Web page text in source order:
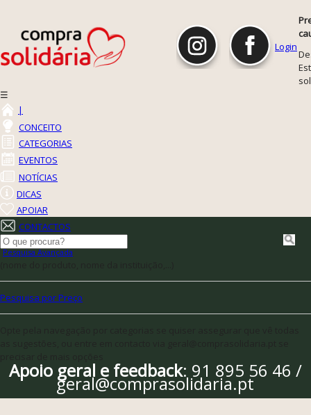
Login
☰
|
CONCEITO
CATEGORIAS
EVENTOS
NOTÍCIAS
DICAS
APOIAR
CONTACTOS
Pesquisa Avançada
Pesquisa por Preço
Apoio geral e feedback: 91 895 56 46 /
geral@comprasolidaria.pt